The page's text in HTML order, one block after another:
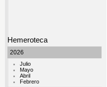
Hemeroteca
2026
Julio
Mayo
Abril
Febrero